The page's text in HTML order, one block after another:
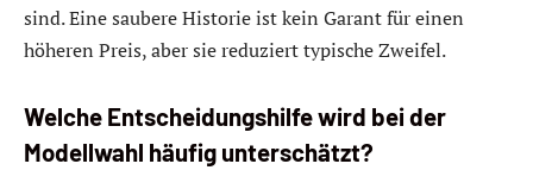
sind. Eine saubere Historie ist kein Garant für einen
höheren Preis, aber sie reduziert typische Zweifel.
Welche Entscheidungshilfe wird bei der
Modellwahl häufig unterschätzt?